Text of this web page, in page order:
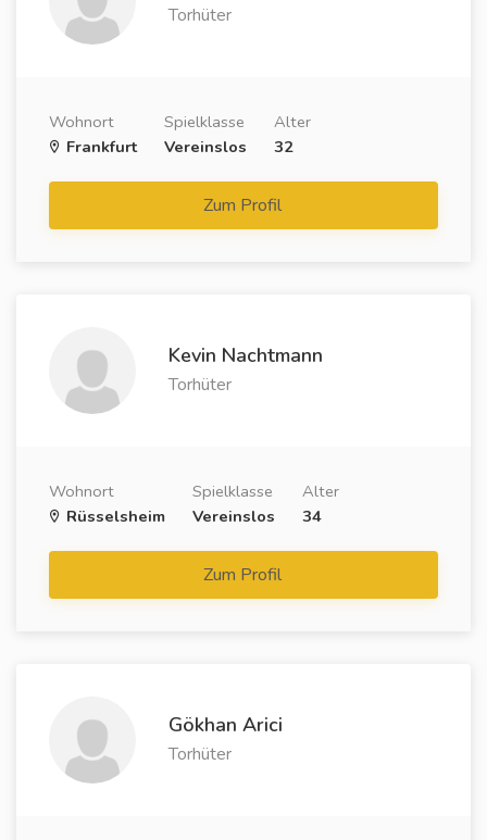
Torhüter
Wohnort
Frankfurt
Spielklasse
Vereinslos
Alter
32
Zum Profil
Kevin Nachtmann
Torhüter
Wohnort
Rüsselsheim
Spielklasse
Vereinslos
Alter
34
Zum Profil
Gökhan Arici
Torhüter